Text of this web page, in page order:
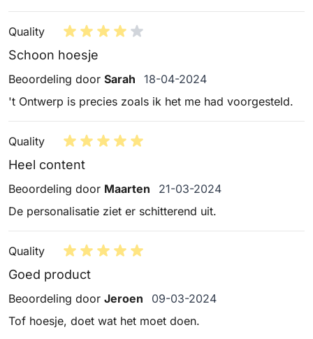
Quality
Schoon hoesje
Beoordeling door Sarah 18 april 2024
18-04-2024
't Ontwerp is precies zoals ik het me had voorgesteld.
Quality
Heel content
Beoordeling door Maarten 21 maart 2024
21-03-2024
De personalisatie ziet er schitterend uit.
Quality
Goed product
Beoordeling door Jeroen 9 maart 2024
09-03-2024
Tof hoesje, doet wat het moet doen.